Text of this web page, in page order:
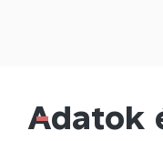
Adatok
-